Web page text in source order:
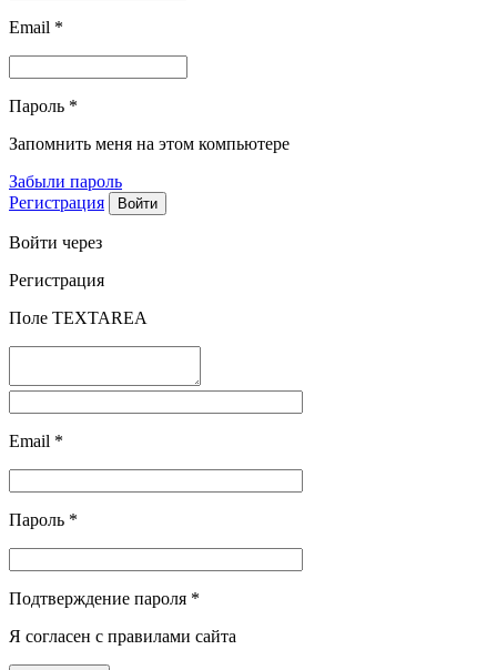
Email *
Пароль *
Запомнить меня на этом компьютере
Забыли пароль
Регистрация
Войти через
Регистрация
Поле TEXTAREA
Email *
Пароль *
Подтверждение пароля *
Я согласен с правилами сайта